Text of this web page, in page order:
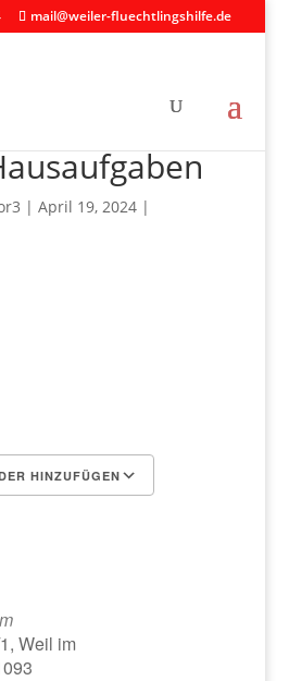
mail@weiler-fluechtlingshilfe.de
| April 19, 2024|
HINZUFÜGEN
Weil im